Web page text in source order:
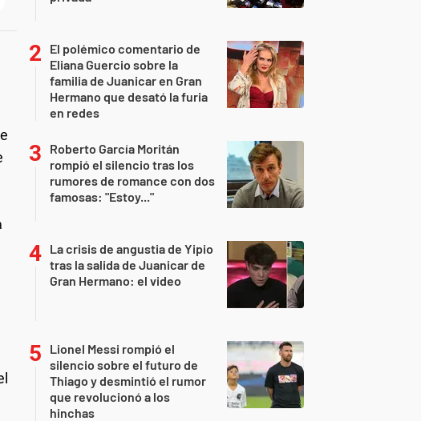
El polémico comentario de
Eliana Guercio sobre la
familia de Juanicar en Gran
Hermano que desató la furia
en redes
Roberto García Moritán
rompió el silencio tras los
rumores de romance con dos
famosas: "Estoy..."
La crisis de angustia de Yipio
tras la salida de Juanicar de
Gran Hermano: el video
Lionel Messi rompió el
silencio sobre el futuro de
Thiago y desmintió el rumor
que revolucionó a los
hinchas